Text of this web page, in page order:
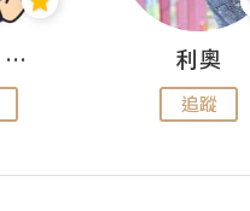
裝修佬 - 香港一站式網上裝修平台 利奧
追蹤